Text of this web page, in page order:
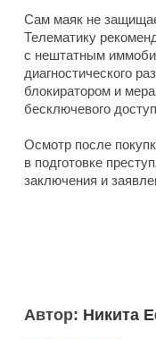
Сам маяк не
Телематику
с нештатным
диагностического
блокиратором и
бесключевого
Осмотр после
в подготовке
заключения и
Автор: Никита